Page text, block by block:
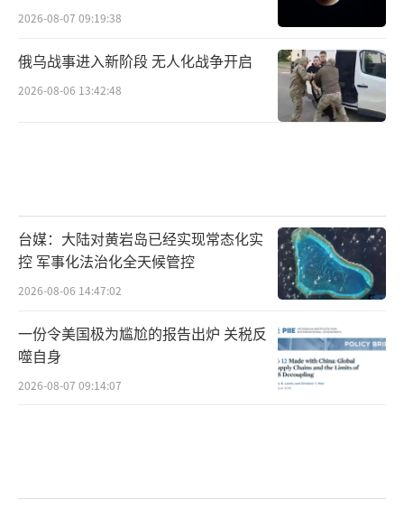
2026-08-07 09:19:38
俄乌战事进入新阶段 无人化战争开启
2026-08-06 13:42:48
台媒：大陆对黄岩岛已经实现常态化实
控 军事化法治化全天候管控
2026-08-06 14:47:02
一份令美国极为尴尬的报告出炉 关税反
噬自身
2026-08-07 09:14:07